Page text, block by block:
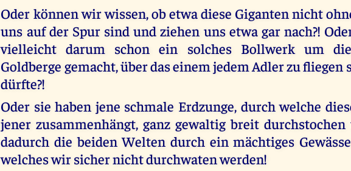
Oder können wir wissen, ob etwa diese Giganten nicht
uns auf der Spur sind und ziehen uns etwa gar nach?!
vielleicht darum schon ein solches Bollwerk um
Goldberge gemacht, über das einem jedem Adler zu fliegen
dürfte?!
Oder sie haben jene schmale Erdzunge, durch welche
jener zusammenhängt, ganz gewaltig breit durchstochen
dadurch die beiden Welten durch ein mächtiges
welches wir sicher nicht durchwaten werden!